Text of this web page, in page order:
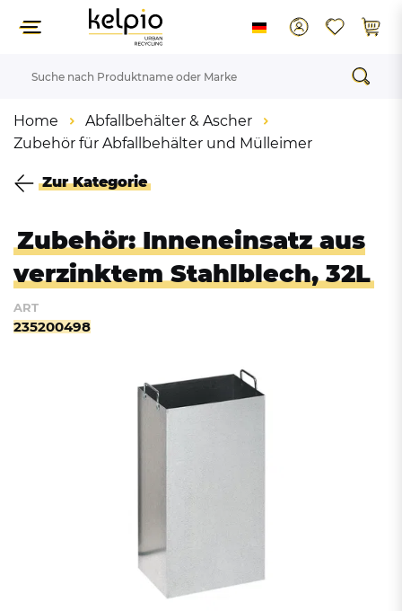
Home
Abfallbehälter & Ascher
Zubehör für Abfallbehälter und Mülleimer
Zur Kategorie
Zubehör: Inneneinsatz aus
verzinktem Stahlblech, 32L
ART
235200498